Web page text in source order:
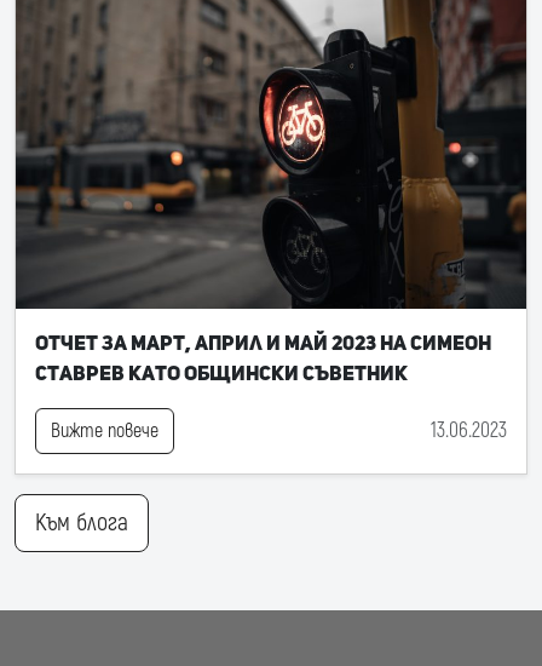
Отчет за март, април и май 2023 на Симеон
Ставрев като общински съветник
Вижте повече 13.06.2023
Към блога